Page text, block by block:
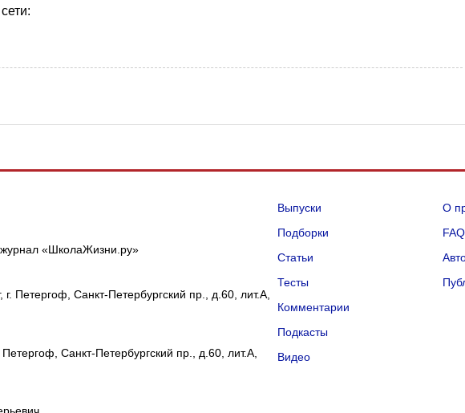
«ШколаЖизни.ру»
Петергоф, Санкт-Петербургский пр., д.60, лит.А,
Санкт-Петербургский пр., д.60, лит.А,
Выпуски
Подборки
Статьи
Тесты
Комментарии
Подкасты
Видео
О
FAQ